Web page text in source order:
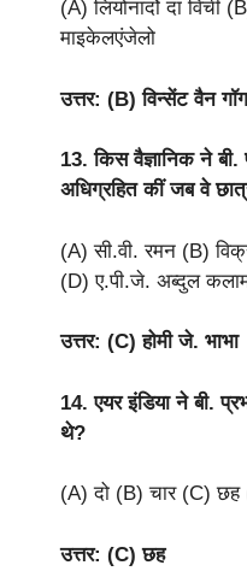
(A) लियोनार्दो दा विंची
माइकेलएंजेलो
उत्तर: (B) विन्सेंट वैन गॉग
13. किस वैज्ञानिक ने
अधिग्रहित कीं जब वे
(A) सी.वी. रमन (B)
(D) ए.पी.जे. अब्दुल
उत्तर: (C) होमी जे. भाभा
14. एयर इंडिया ने बी.
थे?
(A) दो (B) चार (C)
उत्तर: (C) छह